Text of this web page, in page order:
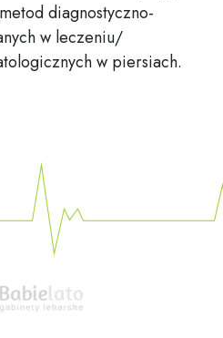
diagnostyczno-
w leczeniu/
w piersiach.